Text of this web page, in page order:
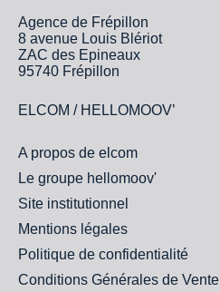
Agence de Frépillon
8 avenue Louis Blériot
ZAC des Epineaux
95740 Frépillon
ELCOM / HELLOMOOV’
A propos de elcom
Le groupe hellomoov'
Site institutionnel
Mentions légales
Politique de confidentialité
Conditions Générales de Vente